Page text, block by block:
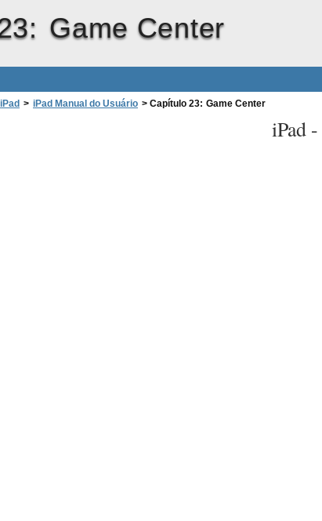
Game Center
iPad > iPad Manual do Usuário > Capítulo 23: Game Center
iPad -